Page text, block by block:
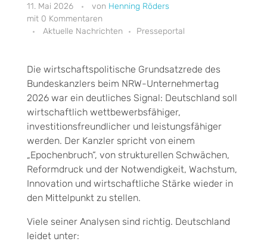
11. Mai 2026
Henning Röders
0 Kommentaren
Aktuelle Nachrichten
Presseportal
Die wirtschaftspolitische Grundsatzrede des
Bundeskanzlers beim NRW-Unternehmertag
2026 war ein deutliches Signal: Deutschland soll
wirtschaftlich wettbewerbsfähiger,
investitionsfreundlicher und leistungsfähiger
werden. Der Kanzler spricht von einem
„Epochenbruch“, von strukturellen Schwächen,
Reformdruck und der Notwendigkeit, Wachstum,
Innovation und wirtschaftliche Stärke wieder in
den Mittelpunkt zu stellen.
Viele seiner Analysen sind richtig. Deutschland
leidet unter: